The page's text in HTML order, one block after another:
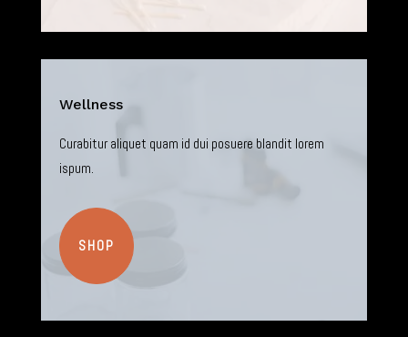
Wellness
Curabitur aliquet quam id dui posuere blandit lorem
ispum.
SHOP